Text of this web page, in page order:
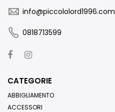
info@piccololord1996.com
0818713599
CATEGORIE
ABBIGLIAMENTO
ACCESSORI